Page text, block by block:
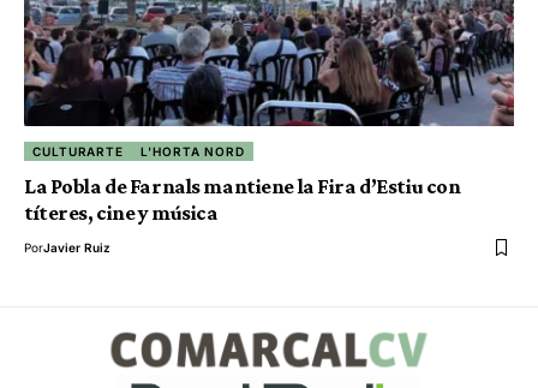
CULTURARTE L'HORTA NORD
La Pobla de Farnals mantiene la Fira d’Estiu con
títeres, cine y música
PorJavier Ruiz